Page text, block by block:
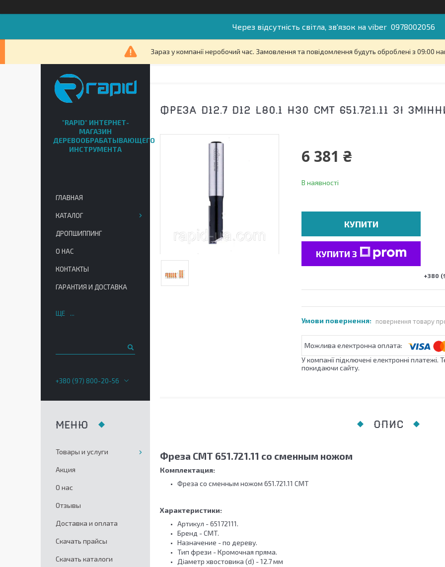
Через відсутність світла, зв'язок на viber 0978002056
Зараз у компанії неробочий час. Замовлення та повідомлення будуть оброблені з 09:00
ФРЕЗА D12.7 D12 L80.1 H30 CMT 651.721.11 ЗІ
6 381 ₴
В наявності
КУПИТИ
КУПИТИ З
+380
повернення товару
У компанії підключені електронні
покидаючи сайту.
ОПИС
Фреза CMT 651.721.11 со сменным ножом
Комплектация:
Фреза со сменным ножом 651.721.11 CMT
Характеристики:
Артикул - 65172111.
Бренд - CMT.
Назначение - по дереву.
Тип фрези - Кромочная пряма.
Діаметр хвостовика (d) - 12.7 мм
"RAPID" ИНТЕРНЕТ-
МАГАЗИН
ДЕРЕВООБРАБАТЫВАЮЩЕГО
ИНСТРУМЕНТА
ГЛАВНАЯ
КАТАЛОГ
ДРОПШИППИНГ
О НАС
КОНТАКТЫ
ГАРАНТИЯ И ДОСТАВКА
ЩЕ
+380 (97) 800-20-56
Товары и услуги
Акция
О нас
Отзывы
Доставка и оплата
Скачать прайсы
Скачать каталоги